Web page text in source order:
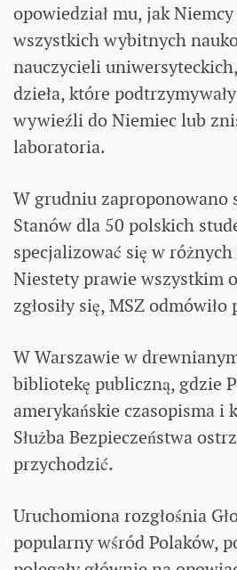
opowiedział mu, jak
wszystkich wybitnych
nauczycieli
dzieła, które
wywieźli do Niemiec lub
laboratoria.
W grudniu zaproponowano
Stanów dla 50 polskich
specjalizować się w
Niestety prawie wszystkim
zgłosiły się, MSZ
W Warszawie w
bibliotekę publiczną, gdzie
amerykańskie czasopisma i
Służba Bezpieczeństwa
przychodzić.
Uruchomiona rozgłośnia
popularny wśród Polaków,